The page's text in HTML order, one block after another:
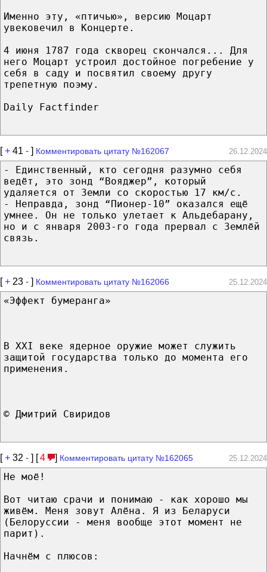
Именно эту, «птичью», версию Моцарт
увековечил в Концерте.
4 июня 1787 года скворец скончался... Для
него Моцарт устроил достойное погребение у
себя в саду и посвятил своему другу
трепетную поэму.
Daily Factfinder
[+ 41 - ] Комментировать цитату №162067 26.12.2024
- Единственный, кто сегодня разумно себя
ведёт, это зонд “Вояджер”, который
удаляется от Земли со скоростью 17 км/с.
- Неправда, зонд “Пионер-10” оказался ещё
умнее. Он не только улетает к Альдебарану,
но и с января 2003-го года прервал с Землёй
связь.
[+ 23 - ] Комментировать цитату №162066 25.12.2024
«Эффект бумеранга»
В XXI веке ядерное оружие может служить
защитой государства только до момента его
применения.
© Дмитрий Свиридов
[+ 32 - ] [4 ] Комментировать цитату №162065 25.12.2024
Не моё!
Вот читаю срачи и понимаю - как хорошо мы
живём. Меня зовут Алёна. Я из Беларуси
(Белоруссии - меня вообще этот момент не
парит).
Начнём с плюсов: